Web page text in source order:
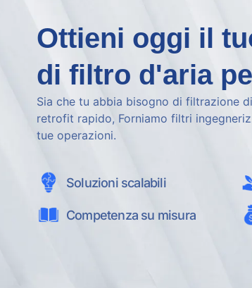
Ottieni oggi il
di filtro d'aria
Sia che tu abbia bisogno di filtrazione
retrofit rapido, Forniamo filtri
tue operazioni.
Soluzioni scalabili
Competenza su misura